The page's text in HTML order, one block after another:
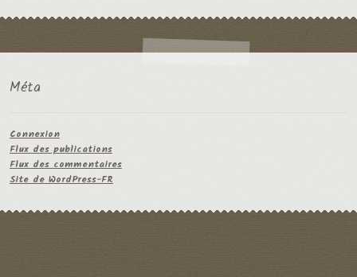
Méta
Connexion
Flux des publications
Flux des commentaires
Site de WordPress-FR